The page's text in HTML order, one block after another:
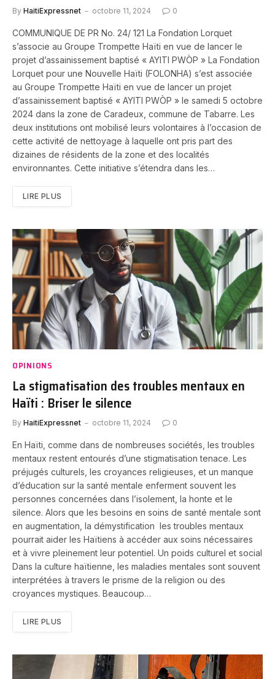
By HaitiExpressnet octobre 11, 2024 0
COMMUNIQUE DE PR No. 24/ 121 La Fondation Lorquet
s’associe au Groupe Trompette Haïti en vue de lancer le
projet d’assainissement baptisé « AYITI PWÒP » La Fondation
Lorquet pour une Nouvelle Haïti (FOLONHA) s’est associée
au Groupe Trompette Haïti en vue de lancer un projet
d’assainissement baptisé « AYITI PWÒP » le samedi 5 octobre
2024 dans la zone de Caradeux, commune de Tabarre. Les
deux institutions ont mobilisé leurs volontaires à l’occasion de
cette activité de nettoyage à laquelle ont pris part des
dizaines de résidents de la zone et des localités
environnantes. Cette initiative s’étendra dans les…
LIRE PLUS
OPINIONS
La stigmatisation des troubles mentaux en
Haïti : Briser le silence
By HaitiExpressnet octobre 11, 2024 0
En Haïti, comme dans de nombreuses sociétés, les troubles
mentaux restent entourés d’une stigmatisation tenace. Les
préjugés culturels, les croyances religieuses, et un manque
d’éducation sur la santé mentale enferment souvent les
personnes concernées dans l’isolement, la honte et le
silence. Alors que les besoins en soins de santé mentale sont
en augmentation, la démystification les troubles mentaux
pourrait aider les Haïtiens à accéder aux soins nécessaires
et à vivre pleinement leur potentiel. Un poids culturel et social
Dans la culture haïtienne, les maladies mentales sont souvent
interprétées à travers le prisme de la religion ou des
croyances mystiques. Beaucoup…
LIRE PLUS